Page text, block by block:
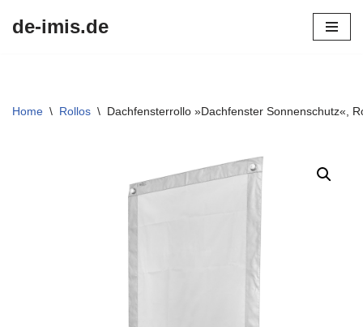
de-imis.de
Home \ Rollos \ Dachfensterrollo »Dachfenster Sonnenschutz«,